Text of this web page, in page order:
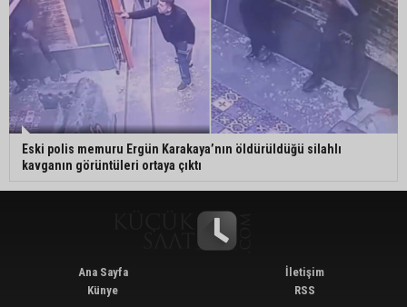
Eski polis memuru Ergün Karakaya’nın öldürüldüğü silahlı
kavganın görüntüleri ortaya çıktı
Ana Sayfa
Künye
İletişim
RSS